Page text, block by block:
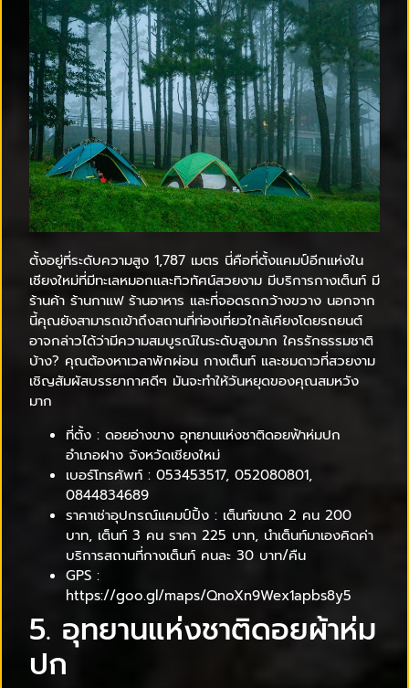
ตั้งอยู่ที่ระดับความสูง 1,787 เมตร นี่คือที่ตั้งแคมป์อีกแห่งใน
เชียงใหม่ที่มีทะเลหมอกและทิวทัศน์สวยงาม มีบริการกางเต็นท์ มี
ร้านค้า ร้านกาแฟ ร้านอาหาร และที่จอดรถกว้างขวาง นอกจาก
นี้คุณยังสามารถเข้าถึงสถานที่ท่องเที่ยวใกล้เคียงโดยรถยนต์
อาจกล่าวได้ว่ามีความสมบูรณ์ในระดับสูงมาก ใครรักธรรมชาติ
บ้าง? คุณต้องหาเวลาพักผ่อน กางเต็นท์ และชมดาวที่สวยงาม
เชิญสัมผัสบรรยากาศดีๆ มันจะทำให้วันหยุดของคุณสมหวัง
มาก
ที่ตั้ง : ดอยอ่างขาง อุทยานแห่งชาติดอยฟ้าห่มปก
อำเภอฝาง จังหวัดเชียงใหม่
เบอร์โทรศัพท์ : 053453517, 052080801,
0844834689
ราคาเช่าอุปกรณ์แคมป์ปิ้ง : เต็นท์ขนาด 2 คน 200
บาท, เต็นท์ 3 คน ราคา 225 บาท, นำเต็นท์มาเองคิดค่า
บริการสถานที่กางเต็นท์ คนละ 30 บาท/คืน
GPS :
https://goo.gl/maps/QnoXn9Wex1apbs8y5
5. อุทยานแห่งชาติดอยผ้าห่ม
ปก